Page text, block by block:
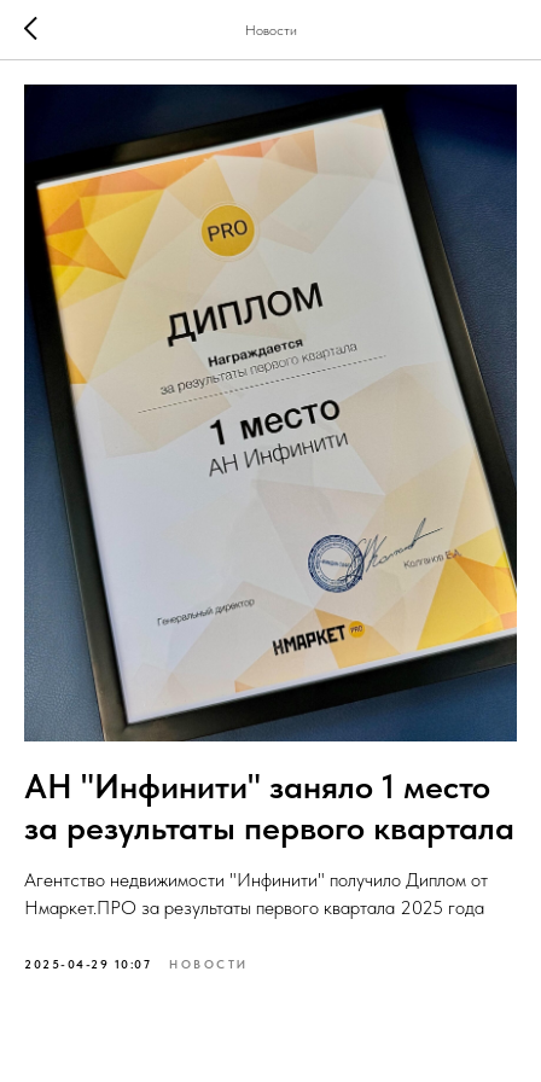
Новости
АН "Инфинити" заняло 1 место
за результаты первого квартала
Агентство недвижимости "Инфинити" получило Диплом от
Нмаркет.ПРО за результаты первого квартала 2025 года
2025-04-29 10:07 НОВОСТИ